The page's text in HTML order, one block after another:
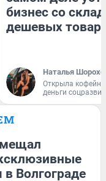
бизнес со
дешевых
Наталья
Открыла
деньги
Волгограде